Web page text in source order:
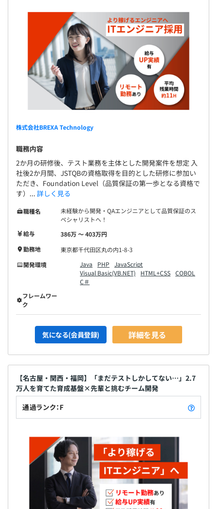
■要素技術（要素業務知識）
TS、JS、Python、HTML5／CSS、Angular、AWS各種サ
ービス、メモリDB（特殊なメモリデータベース）
■身につくスキル
・品質改善提案スキル（品質不良からのスタートになった
・プロジェクトマネジメントスキル
・比較的モダンな開発スキル
＜キャリア支援＞
・資格取得支援制度…受験費用負担、祝い金あり
・キャリアアドバイザー制度
・eラーニング
・オンライン英会話
相談の上、ご希望のマシンを支給いたします。
オブジェクト指向、アジャイル、チケット駆動開発、コー
Docker、VMware vSphere、Kubernetes、Amazon
CloudWatch
Elasticsearch、pandas、Jupyter Notebook、NumPy
社会保険（雇用・労災・健康・厚生年金）
無期雇用
3カ月（条件の変更無し）
株式会社BREXA Technology
職務内容
2か月の研修後、テスト業務を主体とした開発案件を想定 入
社後2か月間、JSTQBの資格取得を目的とした研修に参加い
ただき、Foundation Level（品質保証の第一歩となる資格で
す）... 詳しく見る
職種名
未経験から開発・QAエンジニアとして品質保証のス
ペシャリストへ！
給与
386万 〜 403万円
勤務地
東京都千代田区丸の内1-8-3
開発環境
Java PHP
JavaScript
Visual Basic(VB.NET)
HTML+CSS COBOL
C＃
フレームワー
ク
気になる(会員登録) 詳細を見る
【名古屋・関西・福岡】「まだテストしかしてない…」2.7
万人を育てた育成基盤×先輩と挑むチーム開発
通過ランク：F